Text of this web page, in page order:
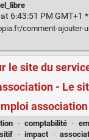
6:43:51 PM GMT+1 *
dans-thunderbird/
le site du
- Le
association
· comptabilité ·
· impact ·